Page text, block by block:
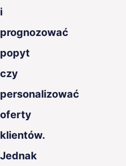
i
prognozować
popyt
czy
personalizować
oferty
klientów.
Jednak